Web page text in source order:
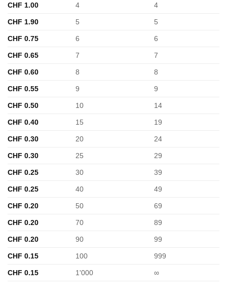
CHF 1.00 4 4
CHF 1.90 5 5
CHF 0.75 6 6
CHF 0.65 7 7
CHF 0.60 8 8
CHF 0.55 9 9
CHF 0.50 10 14
CHF 0.40 15 19
CHF 0.30 20 24
CHF 0.30 25 29
CHF 0.25 30 39
CHF 0.25 40 49
CHF 0.20 50 69
CHF 0.20 70 89
CHF 0.20 90 99
CHF 0.15 100 999
CHF 0.15 1'000 ∞